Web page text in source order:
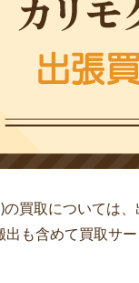
買取については
も含めて買取サ